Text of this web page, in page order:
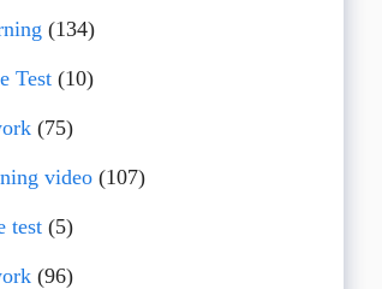
(134)
Test(10)
(75)
video(107)
test(5)
(96)